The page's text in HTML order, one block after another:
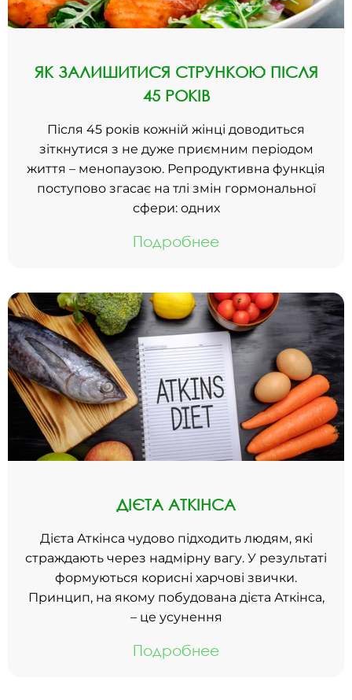
ЯК ЗАЛИШИТИСЯ СТРУНКОЮ ПІСЛЯ
45 РОКІВ
Після 45 років кожній жінці доводиться
зіткнутися з не дуже приємним періодом
життя – менопаузою. Репродуктивна функція
поступово згасає на тлі змін гормональної
сфери: одних
Подробнее
ДІЄТА АТКІНСА
Дієта Аткінса чудово підходить людям, які
страждають через надмірну вагу. У результаті
формуються корисні харчові звички.
Принцип, на якому побудована дієта Аткінса,
– це усунення
Подробнее